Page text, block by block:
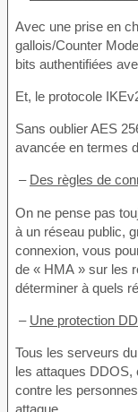
Avec une prise en
gallois/Counter
bits authentifiées
Et, le protocole
Sans oublier AES
avancée en termes
– Des règles de
On ne pense pas
à un réseau public,
connexion, vous
de « HMA » sur les
déterminer à quels
– Une protection
Tous les serveurs
les attaques DDOS,
contre les
attaque.